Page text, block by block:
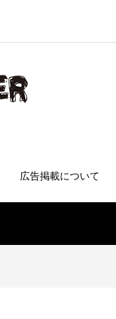
広告掲載について